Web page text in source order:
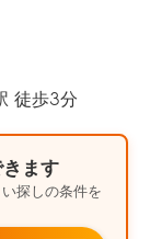
徒歩3分
ます
探しの条件を